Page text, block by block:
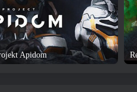
Apidom